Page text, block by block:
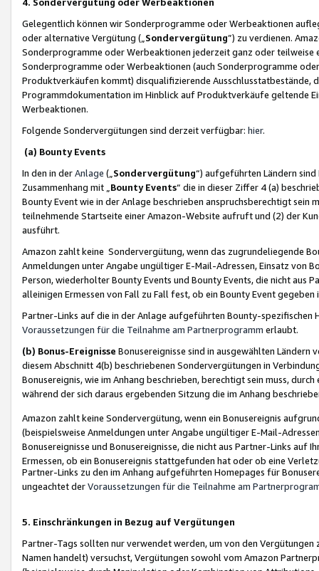
Gelegentlich können wir Sonderprogramme oder Werbeaktionen
oder alternative Vergütung („ Sondervergütung”) zu verdienen.
Sonderprogramme oder Werbeaktionen jederzeit ganz oder
Sonderprogramme oder Werbeaktionen (auch Sonderprogramme
Produktverkäufen kommt) disqualifizierende Ausschlusstatbestände,
Programmdokumentation im Hinblick auf Produktverkäufe geltende
Werbeaktionen.
Folgende Sondervergütungen sind derzeit verfügbar: hier.
(a) Bounty Events
In den in derAnlage („ Sondervergütung“) aufgeführten Ländern
Zusammenhang mit „ Bounty Events“ die in dieser Ziffer 4 (a)
Bounty Event wie in der Anlage beschrieben anspruchsberechtigt sein
teilnehmende Startseite einer Amazon-Website aufruft und (2) der
ausführt.
Amazon zahlt keine Sondervergütung, wenn das zugrundeliegende
Anmeldungen unter Angabe ungültiger E-Mail-Adressen, Einsatz von
Person, wiederholter Bounty Events und Bounty Events, die nicht
alleinigen Ermessen von Fall zu Fall fest, ob ein Bounty Event
Partner-Links auf die in der Anlage aufgeführten Bounty-spezifischen
Voraussetzungen für die Teilnahme am Partnerprogramm erlaubt.
(b) Bonus-Ereignisse Bonusereignisse sind in ausgewählten Ländern
diesem Abschnitt 4(b) beschriebenen Sondervergütungen in
Bonusereignis, wie im Anhang beschrieben, berechtigt sein muss,
während der sich daraus ergebenden Sitzung die im Anhang
Amazon zahlt keine Sondervergütung, wenn ein Bonusereignis
(beispielsweise Anmeldungen unter Angabe ungültiger E-Mail-
Bonusereignisse und Bonusereignisse, die nicht aus Partner-Links auf
Ermessen, ob ein Bonusereignis stattgefunden hat oder ob eine
Partner-Links zu den im Anhang aufgeführten Homepages für
ungeachtet derVoraussetzungen für die Teilnahme am
5. Einschränkungen in Bezug auf Vergütungen
Partner-Tags sollten nur verwendet werden, um von den
Namen handelt) versuchst, Vergütungen sowohl vom Amazon